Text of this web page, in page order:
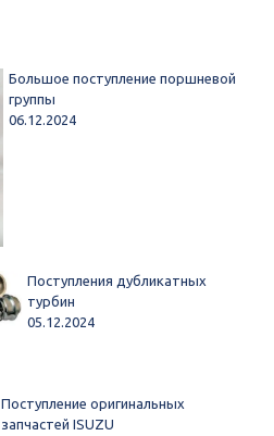
Большое поступление поршневой
группы
06.12.2024
Поступления дубликатных
турбин
05.12.2024
Поступление оригинальных
запчастей ISUZU